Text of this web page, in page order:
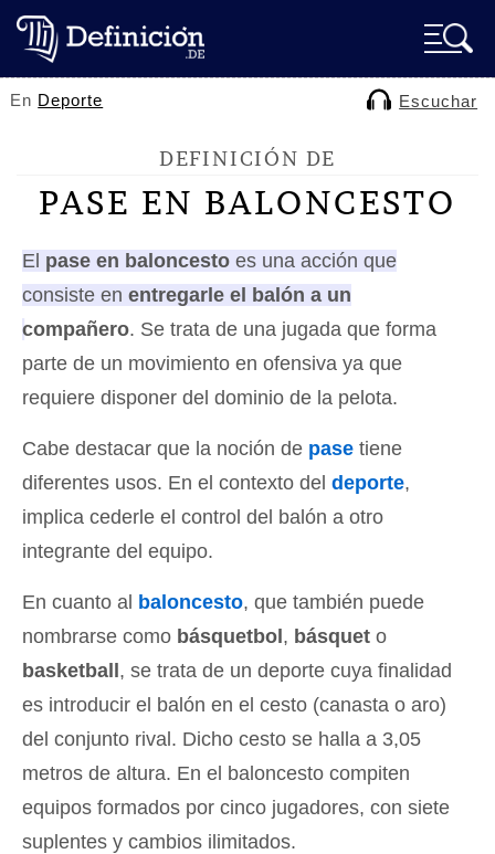
En Deporte Escuchar
DEFINICIÓN DE
PASE EN BALONCESTO
El pase en baloncesto es una acción que
consiste en entregarle el balón a un
compañero. Se trata de una jugada que forma
parte de un movimiento en ofensiva ya que
requiere disponer del dominio de la pelota.
Cabe destacar que la noción de pase tiene
diferentes usos. En el contexto del deporte,
implica cederle el control del balón a otro
integrante del equipo.
En cuanto al baloncesto, que también puede
nombrarse como básquetbol , básquet o
basketball , se trata de un deporte cuya finalidad
es introducir el balón en el cesto (canasta o aro)
del conjunto rival. Dicho cesto se halla a 3,05
metros de altura. En el baloncesto compiten
equipos formados por cinco jugadores, con siete
suplentes y cambios ilimitados.